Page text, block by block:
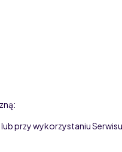
przy wykorzystaniu